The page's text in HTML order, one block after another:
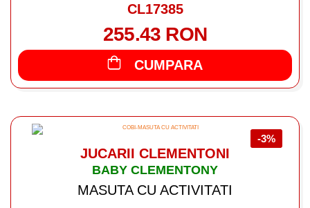
CL17385
255.43 RON
CUMPARA
-3%
JUCARII CLEMENTONI
BABY CLEMENTONY
MASUTA CU ACTIVITATI